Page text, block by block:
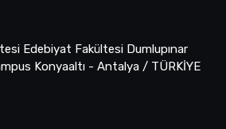
Edebiyat Fakültesi Dumlupınar
Konyaaltı - Antalya / TÜRKİYE